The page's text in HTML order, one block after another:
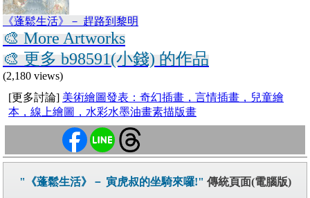
《蓬鬆生活》－ 趕路到黎明
🎨 More Artworks
🎨 更多 b98591(小錢) 的作品
(2,180 views)
[更多討論] 美術繪圖發表：奇幻插畫，言情插畫，兒童繪
本，線上繪圖，水彩水墨油畫素描版畫
"《蓬鬆生活》－ 寅虎叔的坐騎來囉!" 傳統頁面(電腦版)